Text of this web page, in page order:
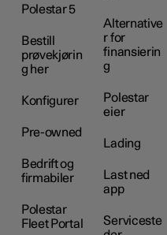
Polestar 5
Bestill
prøvekjørin
g her
Konfigurer
Pre-owned
Bedrift og
firmabiler
Polestar
Fleet Portal
Alternative
r for
finansierin
g
Polestar
eier
Lading
Last ned
app
Serviceste